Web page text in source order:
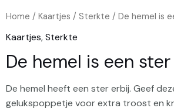
Home /Kaartjes / Sterkte / De hemel is
Kaartjes,Sterkte
De hemel is een
De hemel heeft een ster erbij. Geef
gelukspoppetje voor extra troost en
De
hemel
een
rijker
aantal